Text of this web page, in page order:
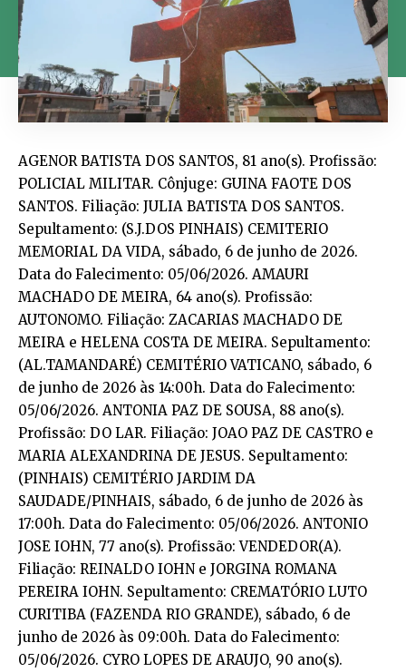
AGENOR BATISTA DOS SANTOS, 81 ano(s). Profissão: POLICIAL MILITAR. Cônjuge: GUINA FAOTE DOS SANTOS. Filiação: JULIA BATISTA DOS SANTOS. Sepultamento: (S.J.DOS PINHAIS) CEMITERIO MEMORIAL DA VIDA, sábado, 6 de junho de 2026. Data do Falecimento: 05/06/2026. AMAURI MACHADO DE MEIRA, 64 ano(s). Profissão: AUTONOMO. Filiação: ZACARIAS MACHADO DE MEIRA e HELENA COSTA DE MEIRA. Sepultamento: (AL.TAMANDARÉ) CEMITÉRIO VATICANO, sábado, 6 de junho de 2026 às 14:00h. Data do Falecimento: 05/06/2026. ANTONIA PAZ DE SOUSA, 88 ano(s). Profissão: DO LAR. Filiação: JOAO PAZ DE CASTRO e MARIA ALEXANDRINA DE JESUS. Sepultamento: (PINHAIS) CEMITÉRIO JARDIM DA SAUDADE/PINHAIS, sábado, 6 de junho de 2026 às 17:00h. Data do Falecimento: 05/06/2026. ANTONIO JOSE IOHN, 77 ano(s). Profissão: VENDEDOR(A). Filiação: REINALDO IOHN e JORGINA ROMANA PEREIRA IOHN. Sepultamento: CREMATÓRIO LUTO CURITIBA (FAZENDA RIO GRANDE), sábado, 6 de junho de 2026 às 09:00h. Data do Falecimento: 05/06/2026. CYRO LOPES DE ARAUJO, 90 ano(s). Profissão: MOTORISTA. Cônjuge: MARIA REGINA SOUZA ARAUJO. Filiação: FRANCISCO LOPES FARIAS e CONCEICAO TOLENTINO LOPES. Sepultamento: (CURITIBA) VERTICAL, sábado, 6 de junho de 2026 às 10:00h. Data do Falecimento: 05/06/2026. DAVI SOARES MACHADO, 29 ano(s). Profissão: MOTORISTA. Filiação: VALDECI ALVES MACHADO e VERA LUCIA SOARES. Sepultamento: CEMITÉRIO RIO DO UNO EM SÃO JOSÉ DOS PINHAIS PR, sábado, 6 de junho de 2026 às 17:00h. Data do Falecimento: 05/06/2026. EDINEYA LIRA GOMES, 52 ano(s). Profissão: VENDEDOR(A). Filiação: CLODOALDO LIRA GOMES e ERENILCA DE OLIVEIRA GOMES. Sepultamento: (AL.TAMANDARÉ) CEMITÉRIO VATICANO, sábado, 6 de junho de 2026 às 10:00h. Data do Falecimento: 05/06/2026. EUGENIO WEGRZYNOVSKI, 84 ano(s). Profissão: MECÂNICO INDUSTRIAL. Cônjuge: MARGARIDA WEGRZYNOVSKI. Filiação: CARLOS WEGRZYNOVSKI e VITALINA FRANCO WEGRZYNOVSKI. Sepultamento: (CURITIBA) VERTICAL, sábado, 6 de junho de 2026 às 12:00h. Data do Falecimento: 05/06/2026. FRANCISCO ASSIS MOURA DOS SANTOS, 81 ano(s). Profissão: CONTADOR(A). Cônjuge: JANETE PATTI DOS SANTOS. Filiação: MANOEL ARAUJO DOS SANTOS e NEURICE DE MOURA SANTOS. Sepultamento: (QUATRO BARRAS) CEM. PARQUE MEMORIAL GRACIOSA, sábado, 6 de junho de 2026 às 15:30h. Data do Falecimento: 05/06/2026. FRANCISCO GOMES DO VALE, 89 ano(s). Profissão: MECÂNICO. Cônjuge: ELAYNE MIRANDA DO VALE. Filiação: JOSE GOMES BRASIL e MARIA GOMES DO VALE. Sepultamento: (CURITIBA) PARQUE IGUAÇU, sábado, 6 de junho de 2026. Data do Falecimento: 05/06/2026. GLACI PIERETO VIEIRA, 86 ano(s). Profissão: DO LAR. Cônjuge: ITO VIEIRA. Filiação: DANTE LUIZ ANTONIACOMI PIERETO e POLONIA ANTONIACOMI PIERETO. Sepultamento: (CURITIBA) PARQUE IGUAÇU, sábado, 6 de junho de 2026 às 11:00h. Data do Falecimento: 05/06/2026. HERMINA FRANCISCA DE MELO, 91 ano(s). Profissão: DO LAR. Cônjuge: JOAQUIM RODRIGUES DE MELO. Filiação: MARTILIANO ALVES DA SILVA e LUZIA FRANCISCA DE JESUS. Sepultamento: (CURITIBA) VERTICAL, sábado, 6 de junho de 2026 às 11:00h. Data do Falecimento: 05/06/2026. IRACEMA TABORDA RIBAS, 87 ano(s). Profissão: DO LAR. Cônjuge: JOAO TABORDA RIBAS NETO. Filiação: OLINDA PEREIRA DOS SANTOS. Sepultamento: CREMATÓRIO BERTI (S.J.DOS PINHAIS), sábado, 6 de junho de 2026 às 13:00h. Data do Falecimento: 06/06/2026. IRENE FERREIRA DE BARROS, 97 ano(s). Profissão: DO LAR. Cônjuge: AYRTON ANTONIO DE BARROS. Filiação: FLORESVAL FERREIRA e NATHALIA SOARES FERREIRA. Sepultamento: (CURITIBA) CEMITÉRIO JARDIM DA SAUDADE – CURITIBA, sábado, 6 de junho de 2026 às 11:00h. Data do Falecimento: 05/06/2026. ISAQUE SAMUEL QUANDT, 1 mes(es). Profissão: MENOR. Filiação: MATHEUS NUNES QUANDT e LUANA RAMOS SCHIMAIDA. Sepultamento: (CAMPINA GRANDE DO SUL) CEMITÉRIO MUNICIPAL, sábado, 6 de junho de 2026 às 10:00h. Data do Falecimento: 05/06/2026. IVANI CORDEIRO DE BARROS, 52 ano(s). Profissão: COMERCIANTE. Cônjuge: VANDERLEI DE BARROS. Filiação: CELESTINO CORDEIRO e IVONE BERNARDO CORDEIRO. Sepultamento: A DEFINIR, sábado, 6 de junho de 2026. Data do Falecimento: 06/06/2026. IVETE MOKRZYCKI, 81 ano(s). Profissão: DO LAR. Cônjuge: PETER MOKRZYCKI. Filiação: JOSE BRONK e MARIA GONCALVES. Sepultamento: (CURITIBA) VERTICAL, sábado, 6 de junho de 2026 às 16:00h. Data do Falecimento: 05/06/2026. JACI ANTONIO DOS REIS, 56 ano(s). Profissão: MESTRE OBRAS. Filiação: SEBASTIAO ANTONIO DOS REIS FILHO e ILDA NUNES DE MORAES. Sepultamento: (S.J.DOS PINHAIS) CEMITÉRIO PQ SR DO BONFIM, sábado, 6 de junho de 2026 às 16:30h. Data do Falecimento: 05/06/2026. JOANA ROSA WOTECOSKI, 86 ano(s). Profissão: SERVENTE. Filiação: JOAO POLI e CARLOTA FELIX DE GODOY. Sepultamento: (CURITIBA) PAROQUIAL SÃO MARCOS, sábado, 6 de junho de 2026 às 14:30h. Data do Falecimento: 05/06/2026. JULIA BORGES MIRANDA, 16 ano(s). Profissão: ESTUDANTE. Filiação: DIEGO MIRANDA e MIRIAN BORGES DA SILVA. Sepultamento: MUNICIPAL ÁGUA VERDE, sábado, 6 de junho de 2026. Data do Falecimento: 05/06/2026. JUREMA LINDGREN DE LALA, 72 ano(s). Profissão: DO LAR. Filiação: ROBERTO DE FREITAS LINDGREN e NAO CONSTA. Sepultamento: CREMATÓRIO LUTO CURITIBA (FAZENDA RIO GRANDE), sábado, 6 de junho de 2026 às 16:00h. Data do Falecimento: 05/06/2026. LAURINDO ANTONIO FELTRAN, 85 ano(s). Profissão: COMERCIANTE. Cônjuge: SONIA MARIA FELTRAN. Filiação: VITORIO FELTRAN e DELGE APARECIDA SAZ FELTRAN. Sepultamento: (CURITIBA) PARQUE IGUAÇU, sábado, 6 de junho de 2026. Data do Falecimento: 05/06/2026. LOURIVAL PIRES RODRIGUES, 84 ano(s). Profissão: POLICIAL MILITAR. Cônjuge: IONE TEREZINHA DE SOUZA. Filiação: NESTOR PIRES e SERVINA RODRIGUES. Sepultamento: (S.J.DOS PINHAIS) CEMITÉRIO PQ SR DO BONFIM, sábado, 6 de junho de 2026 às 14:30h. Data do Falecimento: 05/06/2026. LUCIA FABROCINO GRELLERT, 93 ano(s). Profissão: DO LAR. Cônjuge: JOSE ALANY GRELLERT. Filiação: ANGELO ANTONIO FABROCINO e JULIA ARMINDA FABROCINO. Sepultamento: (CURITIBA) PARQUE IGUAÇU, sábado, 6 de junho de 2026 às 17:00h. Data do Falecimento: 05/06/2026. MARCOS ROBERTO DE OLIVEIRA, 57 ano(s). Profissão: MECÂNICO MANUTENÇÃO. Cônjuge: GEISIANE ADRIANE PINTO DE OLIVEIRA. Filiação: EXPEDITO JOSE DE OLIVEIRA e LAURENTINA MELO DE OLIVEIRA. Sepultamento: (PINHAIS) CREMATÓRIO JARDIM DA SAUDADE, sábado, 6 de junho de 2026 às 11:30h. Data do Falecimento: 05/06/2026. MARGARIDA CLARA DE MIRANDA, 86 ano(s). Profissão: DO LAR. Cônjuge: ALTAVIR MACHADO DE MIRANDA. Filiação: WALDEMIR JOSE FERREIRA e EUGENIA LUIZA MEIINS FERREIRA. Sepultamento: (S.J.DOS PINHAIS) CEMITÉRIO PQ SR DO BONFIM, sábado, 6 de junho de 2026 às 15:00h. Data do Falecimento: 05/06/2026. MARIA APARECIDA ARAUJO BONATTO, 81 ano(s). Profissão: DO LAR. Cônjuge: NORMANDO AGOSTINHO BONATTO. Filiação: SINVAL ARAUJO e LYDIA IGNASZEWSKI ARAUJO. Sepultamento: MUNICIPAL SÃO FRANCISCO DE PAULA, sábado, 6 de junho de 2026 às 15:00h. Data do Falecimento: 05/06/2026. MARIA DE LOURDES PACHECO, 90 ano(s). Profissão: DO LAR. Cônjuge: MIGUEL DA LUZ PACHECO. Filiação: ZACARIAS TEIXEIRA DE PAULA e GALDINA FRANCELINA DE PAULA. Sepultamento: MUNICIPAL SANTA CANDIDA, sábado, 6 de junho de 2026 às 17:00h. Data do Falecimento: 05/06/2026. MARIA JOSE MOURA E COSTA OLIVEIRA, 68 ano(s). Profissão: LAVRADOR. Cônjuge: JOAO DOMINGUES DE OLIVEIRA. Filiação: LOURIVAL DOMINGOS MOURA E COSTA e CALMIRA BOARD MOURA E COSTA. Sepultamento: (CERRO AZUL) CEMITÉRIO MUNICIPAL DE CERRO AZUL, sábado, 6 de junho de 2026. Data do Falecimento: 05/06/2026. MARIA LAZAREWICZ, 88 ano(s). Profissão: BALCONISTA. Filiação: TADEVSZ LAZAREWICZ e TEOFILA LAZAREWICZ. Sepultamento: MUNICIPAL SANTA CANDIDA, sábado, 6 de junho de 2026 às 10:00h. Data do Falecimento: 05/06/2026. MARIA LUCIA PEREIRA JUNQUEIRA, 75 ano(s). Profissão: COSTUREIRO(A). Cônjuge: DINIZ GONCALVES JUNQUEIRA. Filiação: ANTONIO PEREIRA e HORTELINA PEREIRA. Sepultamento: (S.J.DOS PINHAIS) CEMITERIO PEDRO FUSS, sábado, 6 de junho de 2026. Data do Falecimento: 05/06/2026. MARLUS SWAIN ALESSIO, 86 ano(s). Profissão: VENDEDOR(A). Filiação: AMADEU ALESSIO e HAVANY SWAIN ALESSIO. Sepultamento: CREMATÓRIO VATICANO (ALMIRANTE TAMANDARÉ-PR), sábado, 6 de junho de 2026 às 18:00h. Data do Falecimento: 05/06/2026. MAURICIO LACERDA BELEM, 62 ano(s). Profissão: FARMACÊUTICO(A). Cônjuge: GIOVANNI DOMENICO PACIFICI FILHO. Filiação: AYRTON RIBEIRO BELEM e MARLENE LACERDA BELEM. Sepultamento: (CURITIBA) CEMITÉRIO JARDIM DA PAZ, sábado, 6 de junho de 2026 às 16:00h. Data do Falecimento: 05/06/2026. MICHEL ALVES DA SILVA, 42 ano(s). Profissão: AUXILIAR PRODUÇÃO. Cônjuge: ANA PAULA DE CARVALHO PRADO DA SILVA. Filiação: MIGUEL SOARES DA SILVA e NEUSA DE LARA ALVES. Sepultamento: (CAMPINA GRANDE DO SUL) CEMITÉRIO MUNICIPAL, sábado, 6 de junho de 2026 às 14:00h. Data do Falecimento: 05/06/2026. MILTON ANTONIO MARCOLINO, 64 ano(s). Profissão: SERRALHEIRO. Filiação: ANTONIO MARCOLINO e MARIA JOSE DA CRUZ. Sepultamento: (S.J.DOS PINHAIS) CEMITÉRIO PQ SR DO BONFIM, sábado, 6 de junho de 2026 às 11:00h. Data do Falecimento: 05/06/2026. MOACYR RODRIGUES, 90 ano(s). Cônjuge: NEUSA ROCHA RODRIGUES. Filiação: LAZARO ALVES RODRIGUES e CARMELA SPIACCI. Sepultamento: CREMATÓRIO VATICANO (ALMIRANTE TAMANDARÉ-PR), sábado, 6 de junho de 2026 às 16:00h. Data do Falecimento: 05/06/2026. NEIDE RODRIGUES DE QUEIROZ, 74 ano(s). Profissão: COPEIRO(A). Filiação: MAXIMIANO PEREIRA DE QUEIROZ e BENEDITA RODRIGUES. Sepultamento: (CURITIBA) VERTICAL, sábado, 6 de junho de 2026 às 15:00h. Data do Falecimento: 05/06/2026. NELSON DE OLIVEIRA PADILHA, 79 ano(s). Profissão: CONFERENTE. Cônjuge: MERCIA MARLENE DE OLIVEIRA PADILHA. Filiação: ANILTON DE OLIVEIRA PADILHA e MARIA GOMES CARDOSO. Sepultamento: (COLOMBO) CEMITÉRIO PARQUE DAS ARAUCÁRIAS, sábado, 6 de junho de 2026 às 16:00h. Data do Falecimento: 05/06/2026. OZIR ALBINO CONCEICAO JUNIOR, 51 ano(s). Profissão: MOTORISTA. Cônjuge: INEZ CONCEICAO. Filiação: ODILON ALVES DA CONCEICAO e INEZ CONCEICAO. Sepultamento: (CURITIBA) VERTICAL, sábado, 6 de junho de 2026 às 09:00h. Data do Falecimento: 05/06/2026. RICARDO GALDINO D